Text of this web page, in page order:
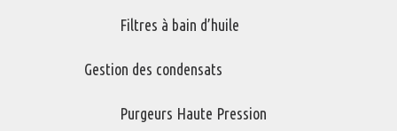
Filtres à bain d’huile
Gestion des condensats
Purgeurs Haute Pression
comprimé, nous regardons l'ensemble de vos besoins, nous voulons
pouvons accomplir ceci en vous offrant des produits à faible